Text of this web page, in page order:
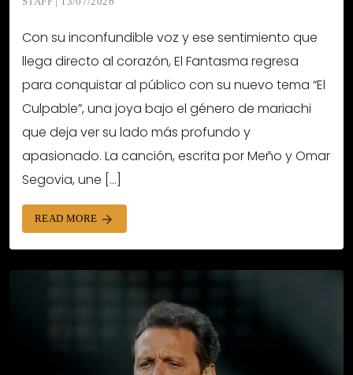
Con su inconfundible voz y ese sentimiento que
llega directo al corazón, El Fantasma regresa
para conquistar al público con su nuevo tema “El
Culpable”, una joya bajo el género de mariachi
que deja ver su lado más profundo y
apasionado. La canción, escrita por Meño y Omar
Segovia, une […]
READ MORE arrow_forward